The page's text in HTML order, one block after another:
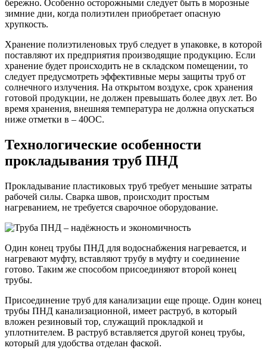
бережно. Особенно осторожными следует быть в морозные
зимние дни, когда полиэтилен приобретает опасную
хрупкость.
Хранение полиэтиленовых труб следует в упаковке, в которой
поставляют их предприятия производящие продукцию. Если
хранение будет происходить не в складском помещении, то
следует предусмотреть эффективные меры защиты труб от
солнечного излучения. На открытом воздухе, срок хранения
готовой продукции, не должен превышать более двух лет. Во
время хранения, внешняя температура не должна опускаться
ниже отметки в – 40ОС.
Технологические особенности
прокладывания труб ПНД
Прокладывание пластиковых труб требует меньшие затраты
рабочей силы. Сварка швов, происходит простым
нагреванием, не требуется сварочное оборудование.
Один конец трубы ПНД для водоснабжения нагревается, и
нагревают муфту, вставляют трубу в муфту и соединение
готово. Таким же способом присоединяют второй конец
трубы.
Присоединение труб для канализации еще проще. Один конец
трубы ПНД канализационной, имеет раструб, в который
вложен резиновый тор, служащий прокладкой и
уплотнителем. В раструб вставляется другой конец трубы,
который для удобства отделан фаской.